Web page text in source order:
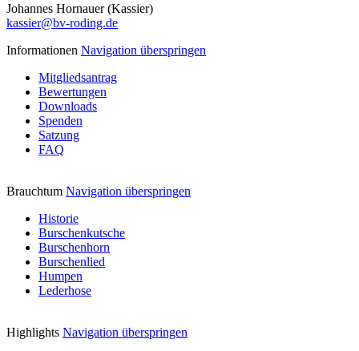
Johannes Hornauer (Kassier)
kassier@bv-roding.de
Informationen Navigation überspringen
Mitgliedsantrag
Bewertungen
Downloads
Spenden
Satzung
FAQ
Brauchtum Navigation überspringen
Historie
Burschenkutsche
Burschenhorn
Burschenlied
Humpen
Lederhose
Highlights Navigation überspringen